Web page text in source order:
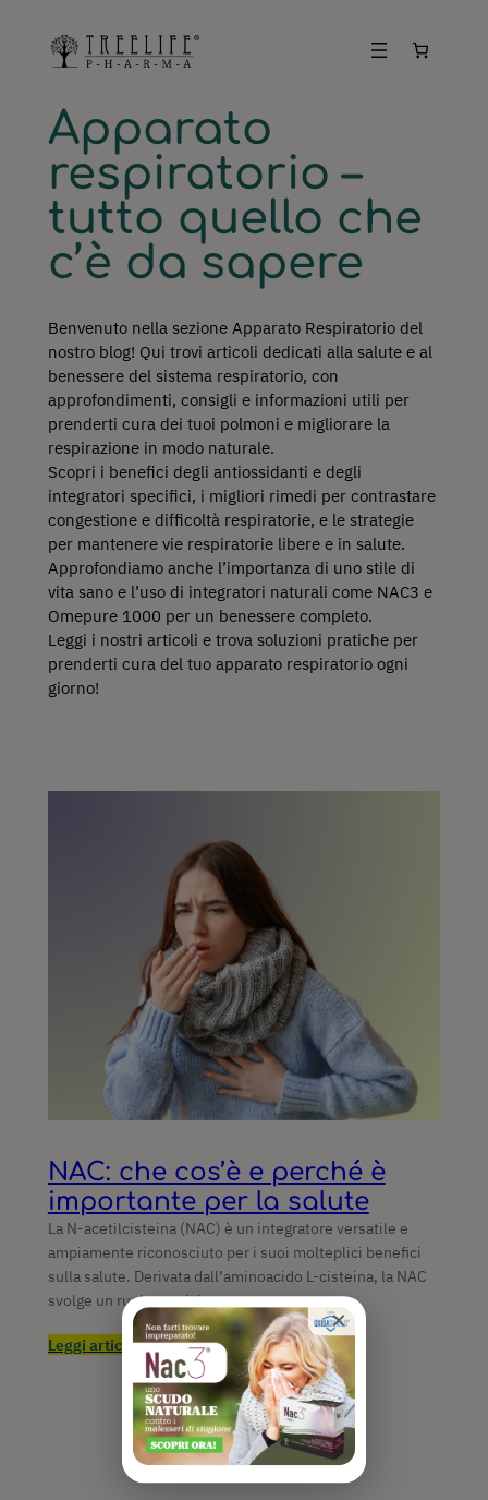
contenuto
Apparato
respiratorio –
tutto quello che
c’è da sapere
Benvenuto nella sezione Apparato Respiratorio del
nostro blog! Qui trovi articoli dedicati alla salute e al
benessere del sistema respiratorio, con
approfondimenti, consigli e informazioni utili per
prenderti cura dei tuoi polmoni e migliorare la
respirazione in modo naturale.
Scopri i benefici degli antiossidanti e degli
integratori specifici, i migliori rimedi per contrastare
congestione e difficoltà respiratorie, e le strategie
per mantenere vie respiratorie libere e in salute.
Approfondiamo anche l’importanza di uno stile di
vita sano e l’uso di integratori naturali come NAC3 e
Omepure 1000 per un benessere completo.
Leggi i nostri articoli e trova soluzioni pratiche per
prenderti cura del tuo apparato respiratorio ogni
giorno!
NAC: che cos’è e perché è
importante per la salute
La N-acetilcisteina (NAC) è un integratore versatile e
ampiamente riconosciuto per i suoi molteplici benefici
sulla salute. Derivata dall’aminoacido L-cisteina, la NAC
svolge un ruolo cruciale…
Leggi articolo completo
×